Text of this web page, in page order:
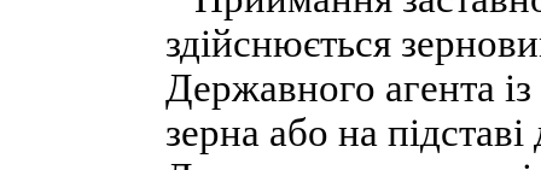
здійснюється
Державного агента
зерна або на